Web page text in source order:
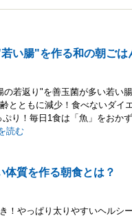
い腸"を作る和の朝ごは
若返り"を善玉菌が多い若い腸
とともに減少！食べないダイ
り！毎日1食は「魚」をおか
読む
質を作る朝食とは？
！やっぱり太りやすいヘルシ